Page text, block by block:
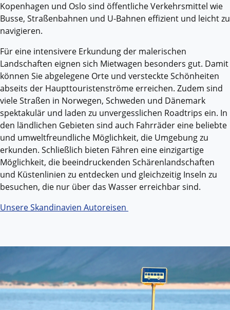
Kopenhagen und Oslo sind öffentliche Verkehrsmittel wie
Busse, Straßenbahnen und U-Bahnen effizient und leicht zu
navigieren.
Für eine intensivere Erkundung der malerischen
Landschaften eignen sich Mietwagen besonders gut. Damit
können Sie abgelegene Orte und versteckte Schönheiten
abseits der Haupttouristenströme erreichen. Zudem sind
viele Straßen in Norwegen, Schweden und Dänemark
spektakulär und laden zu unvergesslichen Roadtrips ein. In
den ländlichen Gebieten sind auch Fahrräder eine beliebte
und umweltfreundliche Möglichkeit, die Umgebung zu
erkunden. Schließlich bieten Fähren eine einzigartige
Möglichkeit, die beeindruckenden Schärenlandschaften
und Küstenlinien zu entdecken und gleichzeitig Inseln zu
besuchen, die nur über das Wasser erreichbar sind.
Unsere Skandinavien Autoreisen